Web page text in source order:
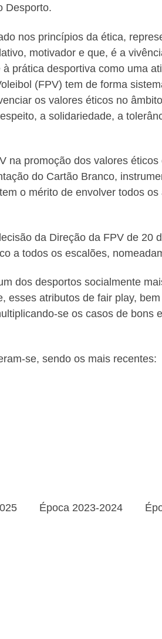
Desporto.
nos princípios da ética,
motivador e que, é a
prática desportiva como uma
(FPV) tem de forma
os valores éticos no
a solidariedade, a
na promoção dos valores
do Cartão Branco,
o mérito de envolver todos
da Direção da FPV de 20
a todos os escalões,
dos desportos socialmente
esses atributos de fair play,
se os casos de bons
se, sendo os mais recentes:
Época 2023-2024